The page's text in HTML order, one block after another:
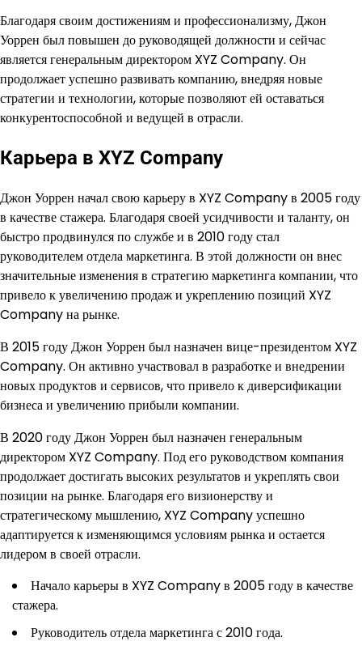
Благодаря своим достижениям и профессионализму, Джон
Уоррен был повышен до руководящей должности и сейчас
является генеральным директором XYZ Company. Он
продолжает успешно развивать компанию, внедряя новые
стратегии и технологии, которые позволяют ей оставаться
конкурентоспособной и ведущей в отрасли.
Карьера в XYZ Company
Джон Уоррен начал свою карьеру в XYZ Company в 2005 году
в качестве стажера. Благодаря своей усидчивости и таланту, он
быстро продвинулся по службе и в 2010 году стал
руководителем отдела маркетинга. В этой должности он внес
значительные изменения в стратегию маркетинга компании, что
привело к увеличению продаж и укреплению позиций XYZ
Company на рынке.
В 2015 году Джон Уоррен был назначен вице-президентом XYZ
Company. Он активно участвовал в разработке и внедрении
новых продуктов и сервисов, что привело к диверсификации
бизнеса и увеличению прибыли компании.
В 2020 году Джон Уоррен был назначен генеральным
директором XYZ Company. Под его руководством компания
продолжает достигать высоких результатов и укреплять свои
позиции на рынке. Благодаря его визионерству и
стратегическому мышлению, XYZ Company успешно
адаптируется к изменяющимся условиям рынка и остается
лидером в своей отрасли.
Начало карьеры в XYZ Company в 2005 году в качестве
стажера.
Руководитель отдела маркетинга с 2010 года.